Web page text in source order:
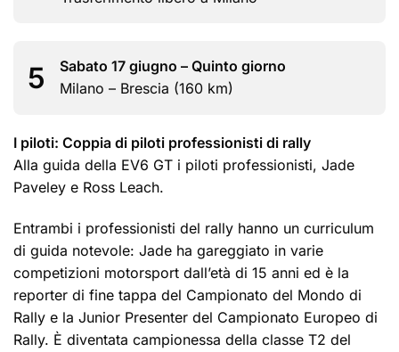
5
Sabato 17 giugno – Quinto giorno
Milano – Brescia (160 km)
I piloti: Coppia di piloti professionisti di rally
Alla guida della EV6 GT i piloti professionisti, Jade
Paveley e Ross Leach.
Entrambi i professionisti del rally hanno un curriculum
di guida notevole: Jade ha gareggiato in varie
competizioni motorsport dall’età di 15 anni ed è la
reporter di fine tappa del Campionato del Mondo di
Rally e la Junior Presenter del Campionato Europeo di
Rally. È diventata campionessa della classe T2 del